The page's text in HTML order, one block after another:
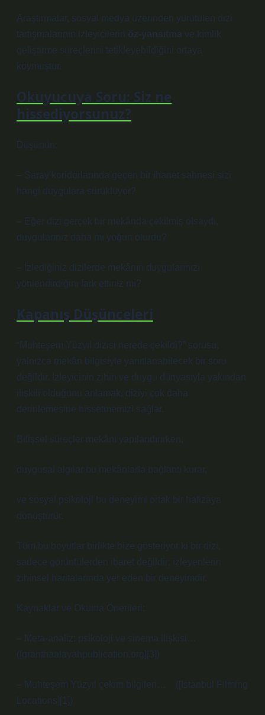
Araştırmalar, sosyal medya üzerinden yürütülen dizi
tartışmalarının izleyicilerin öz-yansıtma ve kimlik
geliştirme süreçlerini tetikleyebildiğini ortaya
koymuştur.
Okuyucuya Soru: Siz ne
hissediyorsunuz?
Düşünün:
– Saray koridorlarında geçen bir ihanet sahnesi sizi
hangi duygulara sürüklüyor?
– Eğer dizi gerçek bir mekânda çekilmiş olsaydı,
duygularınız daha mı yoğun olurdu?
– İzlediğiniz dizilerde mekânın duygularınızı
yönlendirdiğini fark ettiniz mi?
Kapanış Düşünceleri
“Muhteşem Yüzyıl dizisi nerede çekildi?” sorusu,
yalnızca mekân bilgisiyle yanıtlanabilecek bir soru
değildir. İzleyicinin zihin ve duygu dünyasıyla yakından
ilişkili olduğunu anlamak, diziyi çok daha
derinlemesine hissetmemizi sağlar.
Bilişsel süreçler mekânı yapılandırırken,
duygusal algılar bu mekânlarla bağlantı kurar,
ve sosyal psikoloji bu deneyimi ortak bir hafızaya
dönüştürür.
Tüm bu boyutlar birlikte bize gösteriyor ki bir dizi,
sadece görüntülerden ibaret değildir; izleyenlerin
zihinsel haritalarında yer eden bir deneyimdir.
Kaynaklar ve Okuma Önerileri:
– Meta-analiz: psikoloji ve sinema ilişkisi…
([granthaalayahpublication.org][3])
– Muhteşem Yüzyıl çekim bilgileri… ([Istanbul Filming
Locations][1])